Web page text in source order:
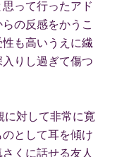
って行ったアド
の反感をかうこ
も高いうえに繊
りし過ぎて傷つ
に対して非常に寛
として耳を傾け
くに話せる友人